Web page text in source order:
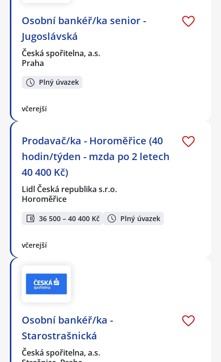
Osobní bankéř/ka senior -
Jugoslávská
Česká spořitelna, a.s.
Praha
Plný úvazek
včerejší
Prodavač/ka - Horoměřice (40
hodin/týden - mzda po 2 letech
40 400 Kč)
Lidl Česká republika s.r.o.
Horoměřice
36 500 – 40 400 Kč Plný úvazek
včerejší
Osobní bankéř/ka -
Starostrašnická
Česká spořitelna, a.s.